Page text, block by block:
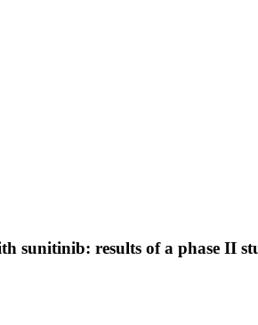
sunitinib: results of a phase II